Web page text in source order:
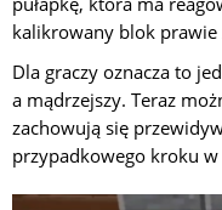
kalikrowany blok prawie
Dla graczy oznacza to
a mądrzejszy. Teraz
zachowują się
przypadkowego kroku